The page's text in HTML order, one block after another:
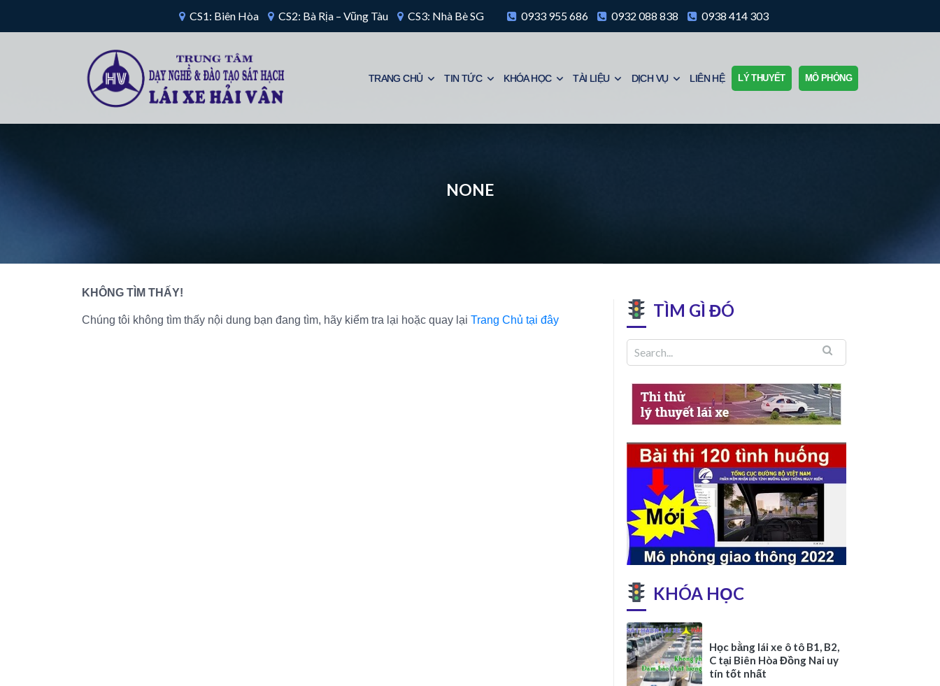
CS1: Biên Hòa CS2: Bà Rịa – Vũng Tàu CS3: Nhà Bè SG 0933 955 686 0932 088 838 0938 414 303
TRANG CHỦ TIN TỨC KHÓA HỌC TÀI LIỆU DỊCH VỤ LIÊN HỆ LÝ THUYẾT MÔ PHỎNG
NONE
KHÔNG TÌM THẤY!
Chúng tôi không tìm thấy nội dung bạn đang tìm, hãy kiểm tra lại hoặc quay lại Trang Chủ tại đây TÌM GÌ ĐÓ
KHÓA HỌC
Học bằng lái xe ô tô B1, B2,
C tại Biên Hòa Đồng Nai uy
tín tốt nhất